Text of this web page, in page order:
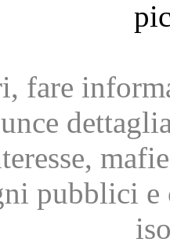
fare
pubblici